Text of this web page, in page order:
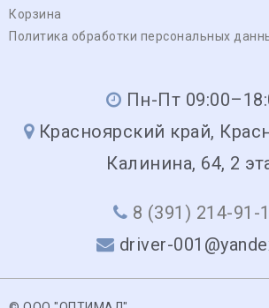
Корзина
Политика обработки персональных
Пн-Пт
Красноярский край,
Калинина, 64, 2
8 (391) 214-91-
driver-